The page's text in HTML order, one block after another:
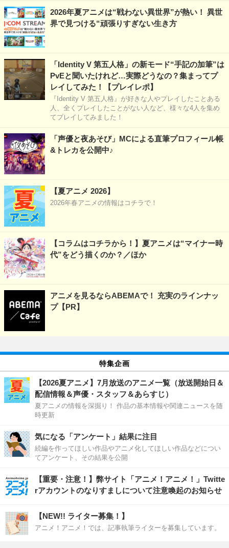
2026年夏アニメは“戦わない異世界”が熱い！ 異世
界で見つける“頑張りすぎない生き方
「Identity V 第五人格」の新モード“手記の加筆”は
PvEと聞いたけれど…実際どうなの？集まってプ
レイしてみた！【プレイレポ】
『Identity V 第五人格』が好きな人やプレイしたことある
人、全くプレイしたことがない人など、様々な4人を集め
てプレイしてみました！
「声優と夜あそび」MCによる直筆プロフィール帳
&トレカを公開中♪
【夏アニメ 2026】
2026年春アニメの情報はコチラで！
【コラムはコチラから！】夏アニメは“マイナー時
代”をどう描くのか？／ほか
アニメを見るならABEMAで！ 充実のラインナッ
プ【PR】
特集企画
【2026夏アニメ】7月放送のアニメ一覧（放送開始日＆
配信情報＆声優・スタッフ＆あらすじ）
夏アニメの情報を深掘り！ 作品の基本情報や関連ニュースを随
時更新
気になる「アンケート」結果に注目
続編を作ってほしい作品やアニメ化してほしい作品などについ
てアンケート、その結果を公開
【重要・注意！】弊サイト「アニメ！アニメ！」Twitte
rアカウントのなりすましについて注意喚起のお知らせ
【NEW!! ライター募集！】
アニメ！アニメ！では、記事執筆ライターを募集しています。